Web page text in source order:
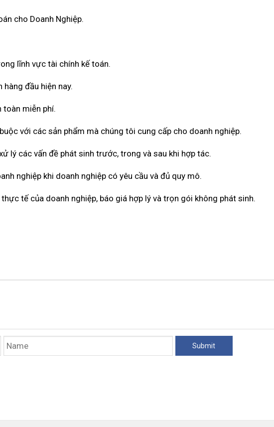
cho Doanh Nghiệp.
lĩnh vực tài chính kế toán.
đầu hiện nay.
toàn miễn phí.
với các sản phẩm mà chúng tôi cung cấp cho doanh nghiệp.
lý các vấn đề phát sinh trước, trong và sau khi hợp tác.
nghiệp khi doanh nghiệp có yêu cầu và đủ quy mô.
tế của doanh nghiệp, báo giá hợp lý và trọn gói không phát sinh.